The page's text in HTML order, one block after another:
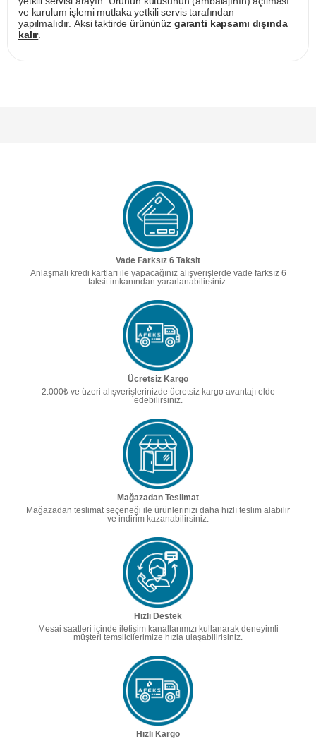
ve kurulum işlemi mutlaka yetkili servis tarafından
yapılmalıdır. Aksi taktirde ürününüz garanti kapsamı dışında
kalır.
Vade Farksız 6 Taksit
Anlaşmalı kredi kartları ile yapacağınız alışverişlerde vade farksız 6
taksit imkanından yararlanabilirsiniz.
Ücretsiz Kargo
2.000₺ ve üzeri alışverişlerinizde ücretsiz kargo avantajı elde
edebilirsiniz.
Mağazadan Teslimat
Mağazadan teslimat seçeneği ile ürünlerinizi daha hızlı teslim alabilir
ve indirim kazanabilirsiniz.
Hızlı Destek
Mesai saatleri içinde iletişim kanallarımızı kullanarak deneyimli
müşteri temsilcilerimize hızla ulaşabilirisiniz.
Hızlı Kargo